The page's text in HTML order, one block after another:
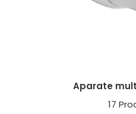
Aparate
17